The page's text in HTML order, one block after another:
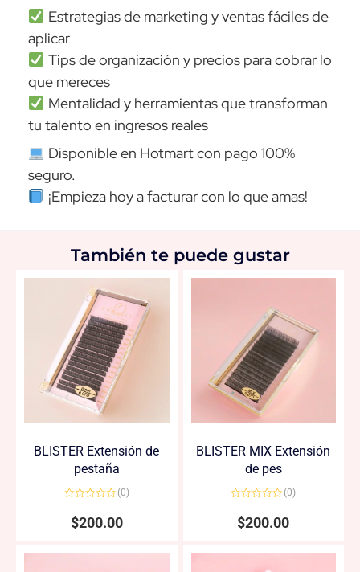
Estrategias de marketing y ventas fáciles de
aplicar
Tips de organización y precios para cobrar lo
que mereces
Mentalidad y herramientas que transforman
tu talento en ingresos reales
Disponible en Hotmart con pago 100%
seguro.
¡Empieza hoy a facturar con lo que amas!
También te puede gustar
BLISTER Extensión de
pestaña
en
(0)
$200.00
BLISTER MIX Extensión
de pes
en
(0)
$200.00